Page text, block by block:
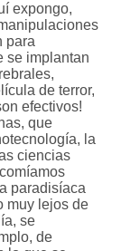
expongo,
para
se implantan
de terror,
efectivos!
que
la
ciencias
paradisíaca
muy lejos de
se
de